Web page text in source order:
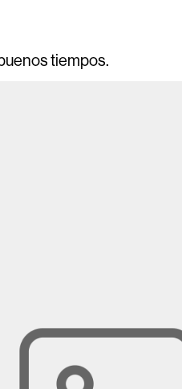
tiempos.